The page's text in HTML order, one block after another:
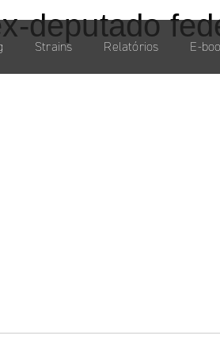
Strains Relatórios E-
deputado